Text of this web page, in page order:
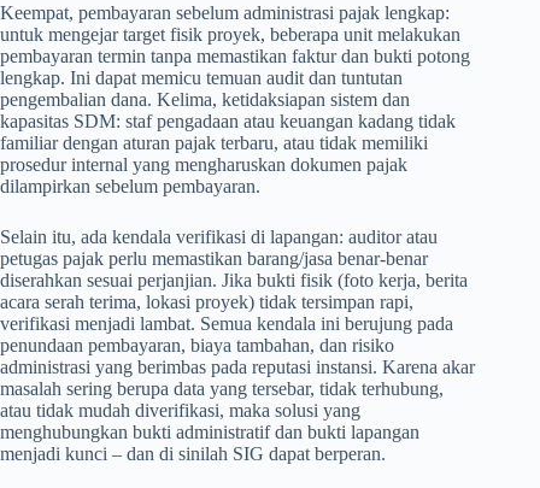
Keempat, pembayaran sebelum administrasi pajak lengkap:
untuk mengejar target fisik proyek, beberapa unit melakukan
pembayaran termin tanpa memastikan faktur dan bukti potong
lengkap. Ini dapat memicu temuan audit dan tuntutan
pengembalian dana. Kelima, ketidaksiapan sistem dan
kapasitas SDM: staf pengadaan atau keuangan kadang tidak
familiar dengan aturan pajak terbaru, atau tidak memiliki
prosedur internal yang mengharuskan dokumen pajak
dilampirkan sebelum pembayaran.
Selain itu, ada kendala verifikasi di lapangan: auditor atau
petugas pajak perlu memastikan barang/jasa benar-benar
diserahkan sesuai perjanjian. Jika bukti fisik (foto kerja, berita
acara serah terima, lokasi proyek) tidak tersimpan rapi,
verifikasi menjadi lambat. Semua kendala ini berujung pada
penundaan pembayaran, biaya tambahan, dan risiko
administrasi yang berimbas pada reputasi instansi. Karena akar
masalah sering berupa data yang tersebar, tidak terhubung,
atau tidak mudah diverifikasi, maka solusi yang
menghubungkan bukti administratif dan bukti lapangan
menjadi kunci – dan di sinilah SIG dapat berperan.